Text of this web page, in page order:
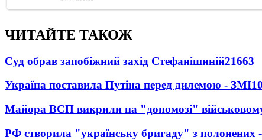
ЧИТАЙТЕ ТАКОЖ
Суд обрав запобіжний захід Стефанішиній21663
Україна поставила Путіна перед дилемою - ЗМІ
Майора ВСП викрили на "допомозі"
РФ створила "українську бригаду" з полонених